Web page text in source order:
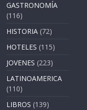
GASTRONOMÍA
(116)
HISTORIA (72)
HOTELES (115)
JOVENES (223)
LATINOAMERICA
(110)
LIBROS (139)